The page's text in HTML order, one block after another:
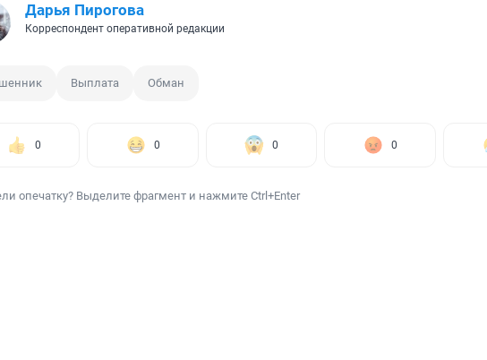
Дарья Пирогова
Корреспондент оперативной редакции
Выплата Обман
0 0 0 0
опечатку? Выделите фрагмент и нажмите Ctrl+Enter